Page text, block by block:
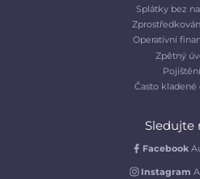
Splátky bez
Operativní
Zpětný
Pojištění
Často kladené
Sledujte
Facebook
Instagram